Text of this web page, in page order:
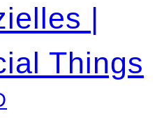
|
Things